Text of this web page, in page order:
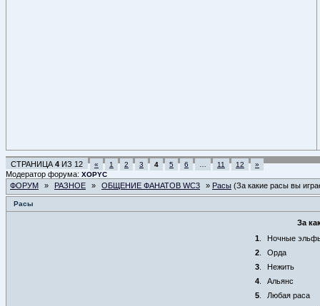
СТРАНИЦА 4 ИЗ 12 « 1 2 3 4 5 6 11 12 »
Модератор форума: XOPYC
ФОРУМ » РАЗНОЕ » ОБЩЕНИЕ ФАНАТОВ WC3 » Расы (За какие расы вы
Расы
За
1
Ночные
2
Орда
3
Нежить
4
Альянс
5
Любая раса